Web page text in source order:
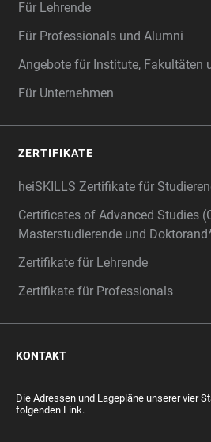
Für Lehrende
Für Professionals und Alumni
Angebote für Institute, Fakultäten
Für Unternehmen
ZERTIFIKATE
heiSKILLS Zertifikate für
Certificates of Advanced Studies
Masterstudierende und
Zertifikate für Lehrende
Zertifikate für Professionals
KONTAKT
Die Adressen und Lagepläne unserer vier
folgenden Link.